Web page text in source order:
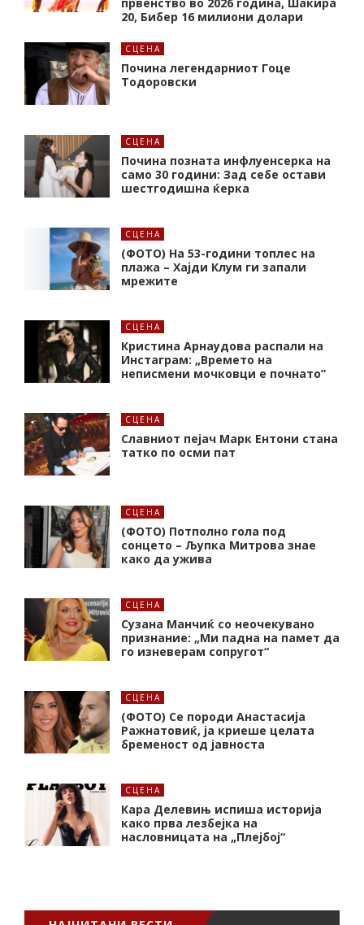
20, Бибер 16 милиони долари
СЦЕНА
Почина легендарниот Гоце
Тодоровски
СЦЕНА
Почина позната инфлуенсерка на
само 30 години: Зад себе остави
шестгодишна ќерка
СЦЕНА
(ФОТО) На 53-години топлес на
плажа – Хајди Клум ги запали
мрежите
СЦЕНА
Кристина Арнаудова распали на
Инстаграм: „Времето на
неписмени мочковци е почнато”
СЦЕНА
Славниот пејач Марк Ентони стана
татко по осми пат
СЦЕНА
(ФОТО) Потполно гола под
сонцето – Љупка Митрова знае
како да ужива
СЦЕНА
Сузана Манчиќ со неочекувано
признание: „Ми падна на памет да
го изневерам сопругот“
СЦЕНА
(ФОТО) Се породи Анастасија
Ражнатовиќ, ја криеше целата
бременост од јавноста
СЦЕНА
Кара Делевињ испиша историја
како прва лезбејка на
насловницата на „Плејбој“